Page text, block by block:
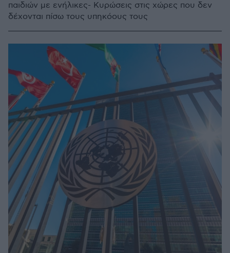
παιδιών με ενήλικες- Κυρώσεις στις χώρες που δεν
δέχονται πίσω τους υπηκόους τους